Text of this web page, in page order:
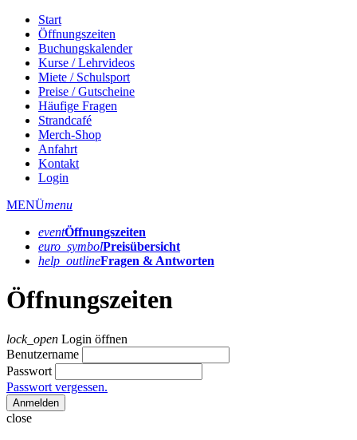
Start
Öffnungszeiten
Buchungskalender
Kurse / Lehrvideos
Miete / Schulsport
Preise / Gutscheine
Häufige Fragen
Strandcafé
Merch-Shop
Anfahrt
Kontakt
Login
MENÜmenu
eventÖffnungs­zeiten
euro_symbolPreis­übersicht
help_outlineFragen & Antworten
Öffnungszeiten
lock_open Login öffnen
Benutzername
Passwort
Passwort vergessen.
Anmelden
close